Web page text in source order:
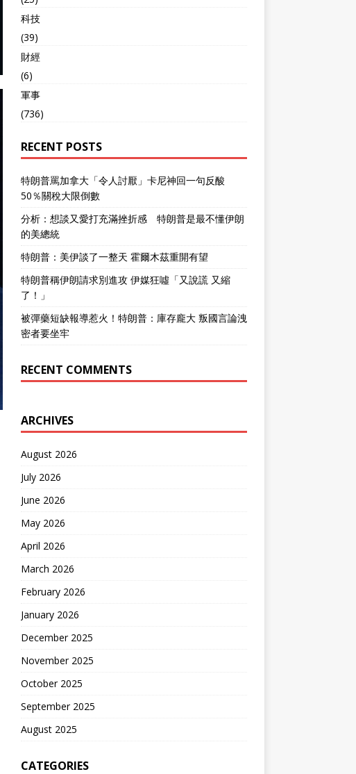
科技
(39)
財經
(6)
軍事
(736)
RECENT POSTS
特朗普罵加拿大「令人討厭」卡尼神回一句反酸
50％關稅大限倒數
分析：想談又愛打充滿挫折感 特朗普是最不懂伊朗
的美總統
特朗普：美伊談了一整天 霍爾木茲重開有望
特朗普稱伊朗請求別進攻 伊媒狂噓「又說謊 又縮
了！」
被彈藥短缺報導惹火！特朗普：庫存龐大 叛國言論洩
密者要坐牢
RECENT COMMENTS
ARCHIVES
August 2026
July 2026
June 2026
May 2026
April 2026
March 2026
February 2026
January 2026
December 2025
November 2025
October 2025
September 2025
August 2025
CATEGORIES